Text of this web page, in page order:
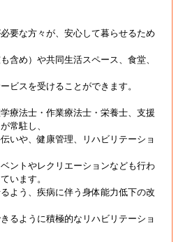
要な方々が、安心して暮らせるため
含め）や共同生活スペース、食堂、
ビスを受けることができます。
療法士・作業療法士・栄養士、支援
常駐し、
いや、健康管理、リハビリテーショ
ントやレクリエーションなども行わ
ています。
よう、疾病に伴う身体能力低下の改
るように積極的なリハビリテーショ